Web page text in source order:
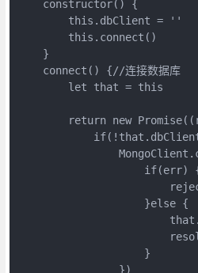
    constructor() {
        this.dbClient = ''
        this.connect()
    }
    connect() {//连接数据库
        let that = this
return new
if(err)
                    }else {
                    }
                })